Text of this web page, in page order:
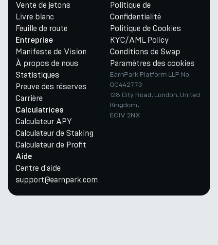
Vente de jetons
Livre blanc
Feuille de route
Entreprise
Manifeste de Vision
À propos de nous
Statistiques
Preuve des réserves
Carrière
Calculatrices
Calculateur APY
Calculateur de Staking
Calculateur de Profit
Aide
Centre d'aide
support@earnpark.com
Politique de
Confidentialité
Politique de Cookies
KYC/AML Policy
Conditions de Swap
Paramètres des cookies
EarnPark Platform LLP No.
OC442773
128 City Road, London, United
Kingdom,
EC1V 2NX